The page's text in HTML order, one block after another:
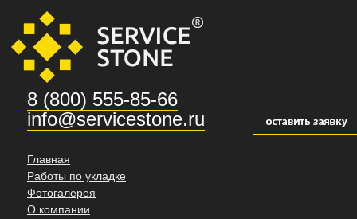
8 (800) 555-85-66
info@servicestone.ru
Главная
Работы по укладке
Фотогалерея
О компании